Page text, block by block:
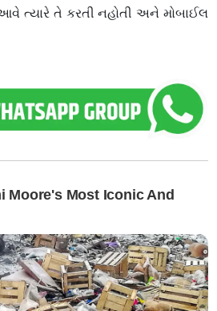
ત્યારે તે કરતી નહોતી અને મોબાઈલ